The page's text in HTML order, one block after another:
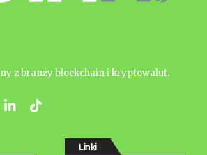
z branży blockchain i kryptowalut.
Linki